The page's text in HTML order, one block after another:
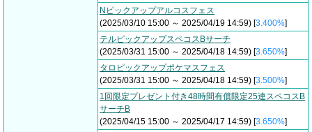
Nピックアップアルコスフェス
(2025/03/10 15:00 ～ 2025/04/19 14:59) [3.400%]
テルピックアップスペコスBサーチ
(2025/03/31 15:00 ～ 2025/04/18 14:59) [3.650%]
タロピックアップポケマスフェス
(2025/03/31 15:00 ～ 2025/04/18 14:59) [3.500%]
1回限定プレゼント付き48時間有償限定25連スペコスB
サーチB
(2025/04/15 15:00 ～ 2025/04/17 14:59) [3.650%]